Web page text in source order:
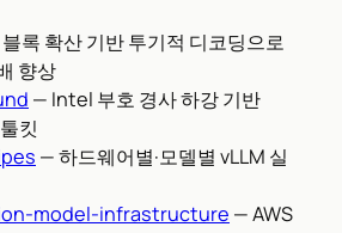
록 확산 기반 투기적 디코딩으로
향상
— Intel 부호 경사 하강 기반
킷
— 하드웨어별·모델별 vLLM 실
model-infrastructure — AWS